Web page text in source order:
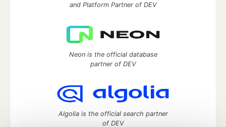
and Platform Partner of DEV
Neon is the official database
partner of DEV
Algolia is the official search partner
of DEV